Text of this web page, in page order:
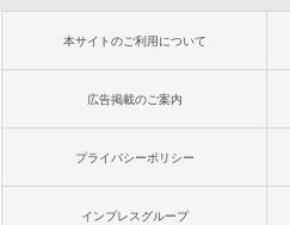
本サイトのご利用について
広告掲載のご案内
プライバシーポリシー
インプレスグループ